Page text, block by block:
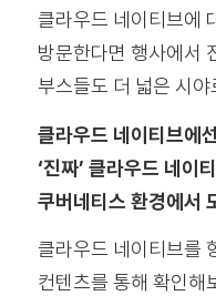
클라우드 네이티브에
방문한다면 행사에서
부스들도 더 넓은 시
클라우드 네이티브에
‘진짜’ 클라우드 네이
쿠버네티스 환경에서
클라우드 네이티브를
컨텐츠를 통해 확인해